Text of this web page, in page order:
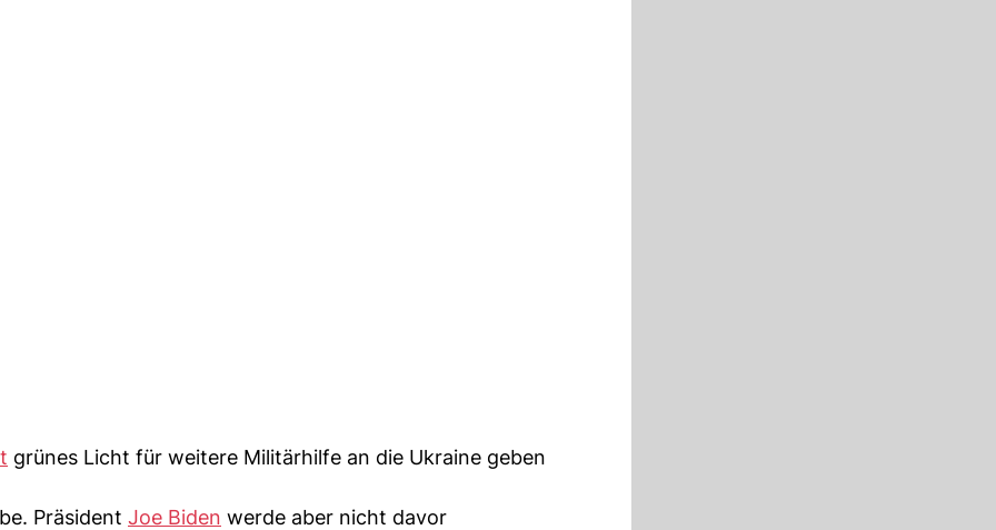
grünes Licht für weitere Militärhilfe an die Ukraine geben
Präsident Joe Biden werde aber nicht davor